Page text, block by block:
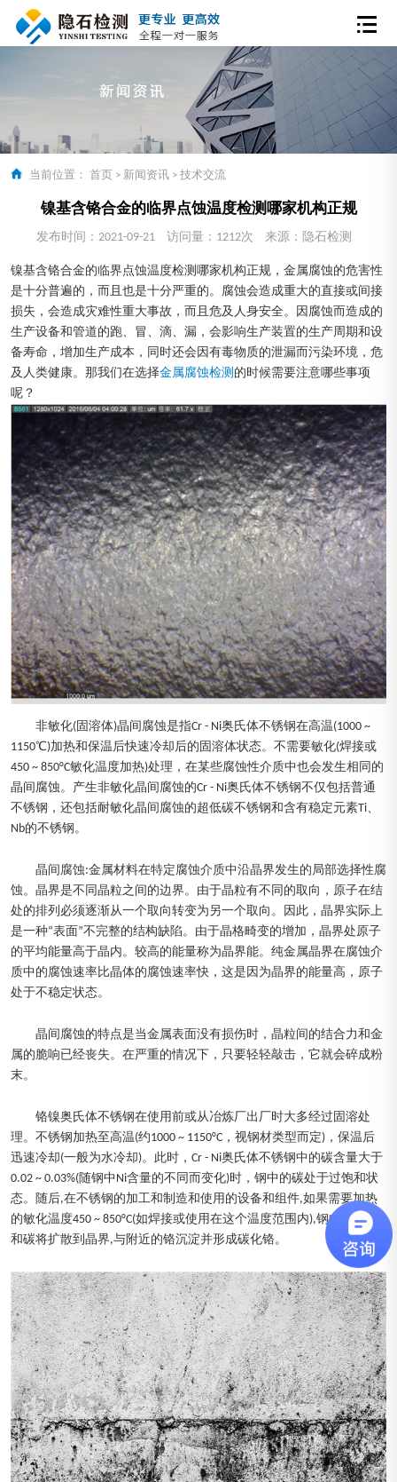
当前位置： 首页 > 新闻资讯 > 技术交流
镍基含铬合金的临界点蚀温度检测哪家机构正规
发布时间：2021-09-21 访问量：1212次 来源：隐石检测
镍基含铬合金的临界点蚀温度检测哪家机构正规，金属腐蚀的危害性
是十分普遍的，而且也是十分严重的。腐蚀会造成重大的直接或间接
损失，会造成灾难性重大事故，而且危及人身安全。因腐蚀而造成的
生产设备和管道的跑、冒、滴、漏，会影响生产装置的生产周期和设
备寿命，增加生产成本，同时还会因有毒物质的泄漏而污染环境，危
及人类健康。那我们在选择金属腐蚀检测 的时候需要注意哪些事项
呢？
非敏化(固溶体)晶间腐蚀是指Cr - Ni奥氏体不锈钢在高温(1000 ~
1150℃)加热和保温后快速冷却后的固溶体状态。不需要敏化(焊接或
450 ~ 850°C敏化温度加热)处理，在某些腐蚀性介质中也会发生相同的
晶间腐蚀。产生非敏化晶间腐蚀的Cr - Ni奥氏体不锈钢不仅包括普通
不锈钢，还包括耐敏化晶间腐蚀的超低碳不锈钢和含有稳定元素Ti、
Nb的不锈钢。
晶间腐蚀:金属材料在特定腐蚀介质中沿晶界发生的局部选择性腐
蚀。晶界是不同晶粒之间的边界。由于晶粒有不同的取向，原子在结
处的排列必须逐渐从一个取向转变为另一个取向。因此，晶界实际上
是一种“表面”不完整的结构缺陷。由于晶格畸变的增加，晶界处原子
的平均能量高于晶内。较高的能量称为晶界能。纯金属晶界在腐蚀介
质中的腐蚀速率比晶体的腐蚀速率快，这是因为晶界的能量高，原子
处于不稳定状态。
晶间腐蚀的特点是当金属表面没有损伤时，晶粒间的结合力和金
属的脆响已经丧失。在严重的情况下，只要轻轻敲击，它就会碎成粉
末。
铬镍奥氏体不锈钢在使用前或从冶炼厂出厂时大多经过固溶处
理。不锈钢加热至高温(约1000 ~ 1150°C，视钢材类型而定)，保温后
迅速冷却(一般为水冷却)。此时，Cr - Ni奥氏体不锈钢中的碳含量大于
0.02 ~ 0.03%(随钢中Ni含量的不同而变化)时，钢中的碳处于过饱和状
态。随后,在不锈钢的加工和制造和使用的设备和组件,如果需要加热
的敏化温度450 ~ 850°C(如焊接或使用在这个温度范围内),钢中的过饱
和碳将扩散到晶界,与附近的铬沉淀并形成碳化铬。